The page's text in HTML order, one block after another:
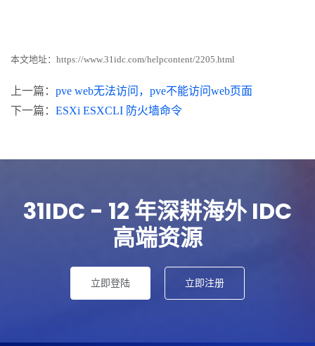
本文地址： https://www.31idc.com/helpcontent/2205.html
上一篇： pve web无法访问，pve不能访问web页面
下一篇： ESXi ESXCLI 防火墙命令
31IDC - 12 年深耕海外 IDC
高端资源
立即登陆 立即注册